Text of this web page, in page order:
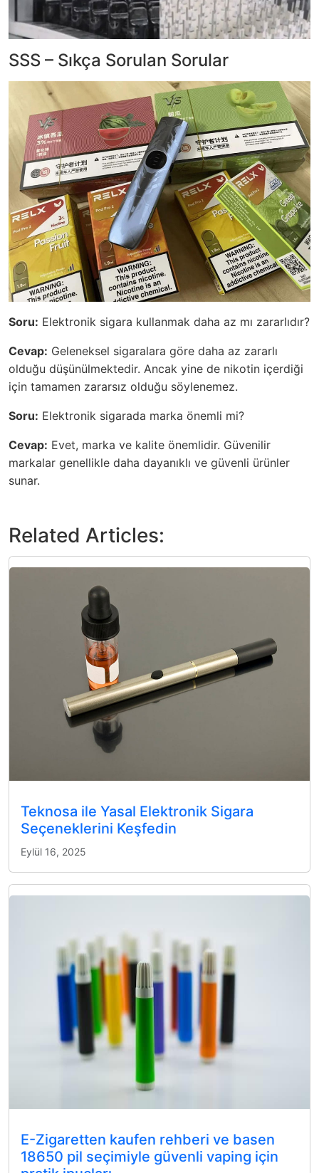
SSS – Sıkça Sorulan Sorular
Soru: Elektronik sigara kullanmak daha az mı zararlıdır?
Cevap: Geleneksel sigaralara göre daha az zararlı
olduğu düşünülmektedir. Ancak yine de nikotin içerdiği
için tamamen zararsız olduğu söylenemez.
Soru: Elektronik sigarada marka önemli mi?
Cevap: Evet, marka ve kalite önemlidir. Güvenilir
markalar genellikle daha dayanıklı ve güvenli ürünler
sunar.
Related Articles:
Teknosa ile Yasal Elektronik Sigara
Seçeneklerini Keşfedin
Eylül 16, 2025
E-Zigaretten kaufen rehberi ve basen
18650 pil seçimiyle güvenli vaping için